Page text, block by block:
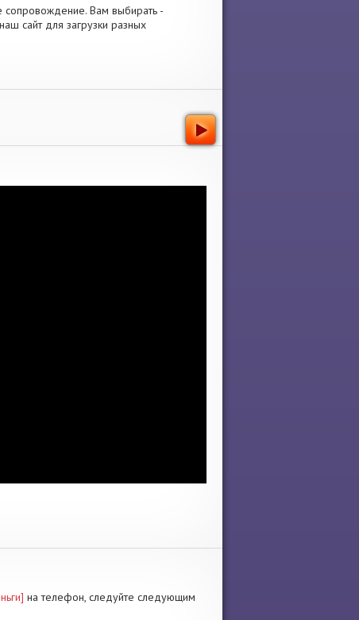
сопровождение. Вам выбирать -
сайт для загрузки разных
на телефон, следуйте следующим